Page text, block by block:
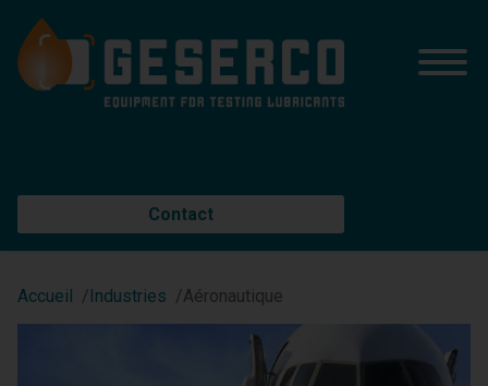
Contact
Accueil Industries Aéronautique